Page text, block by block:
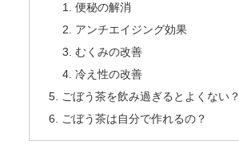
便秘の解消
アンチエイジング効果
むくみの改善
冷え性の改善
ごぼう茶を飲み過ぎるとよくない？
ごぼう茶は自分で作れるの？